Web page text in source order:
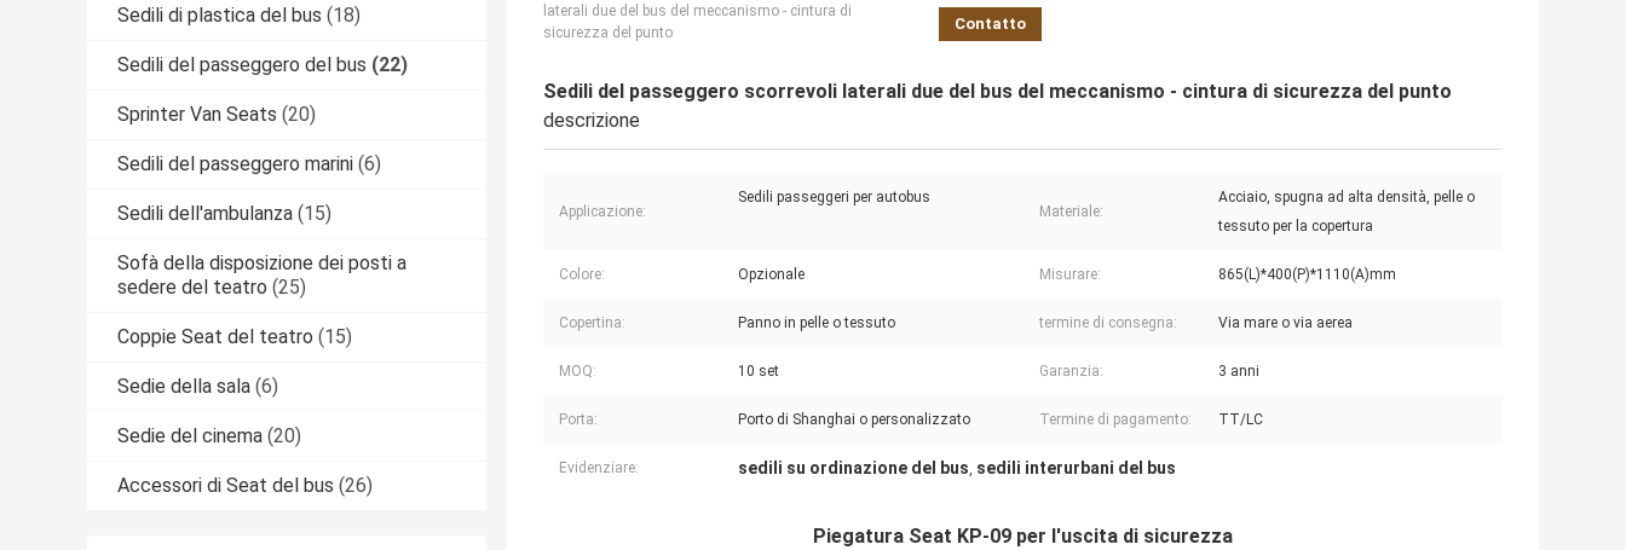
Sedili di plastica del bus (18)
Sedili del passeggero del bus (22)
Sprinter Van Seats (20)
Sedili del passeggero marini (6)
Sedili dell'ambulanza (15)
Sofà della disposizione dei posti a
sedere del teatro (25)
Coppie Seat del teatro (15)
Sedie della sala (6)
Sedie del cinema (20)
Accessori di Seat del bus (26)
laterali due del bus del meccanismo - cintura di
sicurezza del punto
Contatto
Sedili del passeggero scorrevoli laterali due del bus del meccanismo - cintura di sicurezza del punto
descrizione
Applicazione:
Sedili passeggeri per autobus
Materiale:
Acciaio, spugna ad alta densità, pelle o
tessuto per la copertura
Colore: Opzionale Misurare: 865(L)*400(P)*1110(A)mm
Copertina: Panno in pelle o tessuto termine di consegna: Via mare o via aerea
MOQ: 10 set Garanzia: 3 anni
Porta: Porto di Shanghai o personalizzato Termine di pagamento: TT/LC
Evidenziare: sedili su ordinazione del bus, sedili interurbani del bus
Piegatura Seat KP-09 per l'uscita di sicurezza